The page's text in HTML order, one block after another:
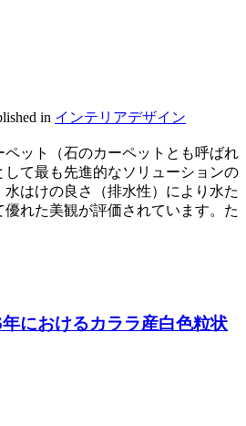
in インテリアデザイン
ット（石のカーペットとも呼ばれ
して最も先進的なソリューションの
はけの良さ（排水性）により水た
優れた美観が評価されています。た
におけるカララ産白色粒状